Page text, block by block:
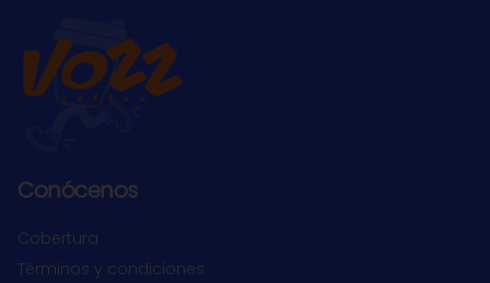
Conócenos
Cobertura
Términos y condiciones